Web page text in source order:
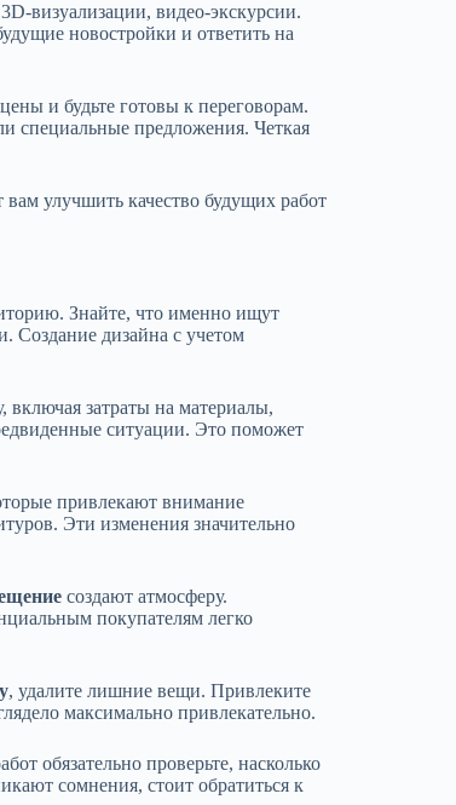
визуализации, видео-экскурсии.
новостройки и ответить на
и будьте готовы к переговорам.
специальные предложения. Четкая
улучшить качество будущих работ
Знайте, что именно ищут
Создание дизайна с учетом
включая затраты на материалы,
ситуации. Это поможет
привлекают внимание
Эти изменения значительно
создают атмосферу.
покупателям легко
, удалите лишние вещи. Привлеките
максимально привлекательно.
обязательно проверьте, насколько
сомнения, стоит обратиться к